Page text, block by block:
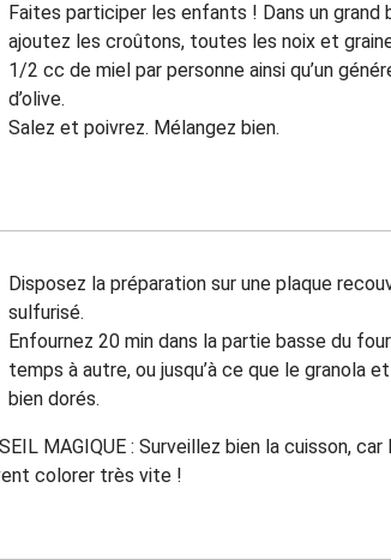
Faites participer les enfants ! Dans un grand
ajoutez les croûtons, toutes les noix et
1/2 cc de miel par personne ainsi qu’un
d’olive.
Salez et poivrez. Mélangez bien.
Disposez la préparation sur une plaque
sulfurisé.
Enfournez 20 min dans la partie basse du
temps à autre, ou jusqu’à ce que le granola
bien dorés.
MAGIQUE : Surveillez bien la cuisson,
colorer très vite !